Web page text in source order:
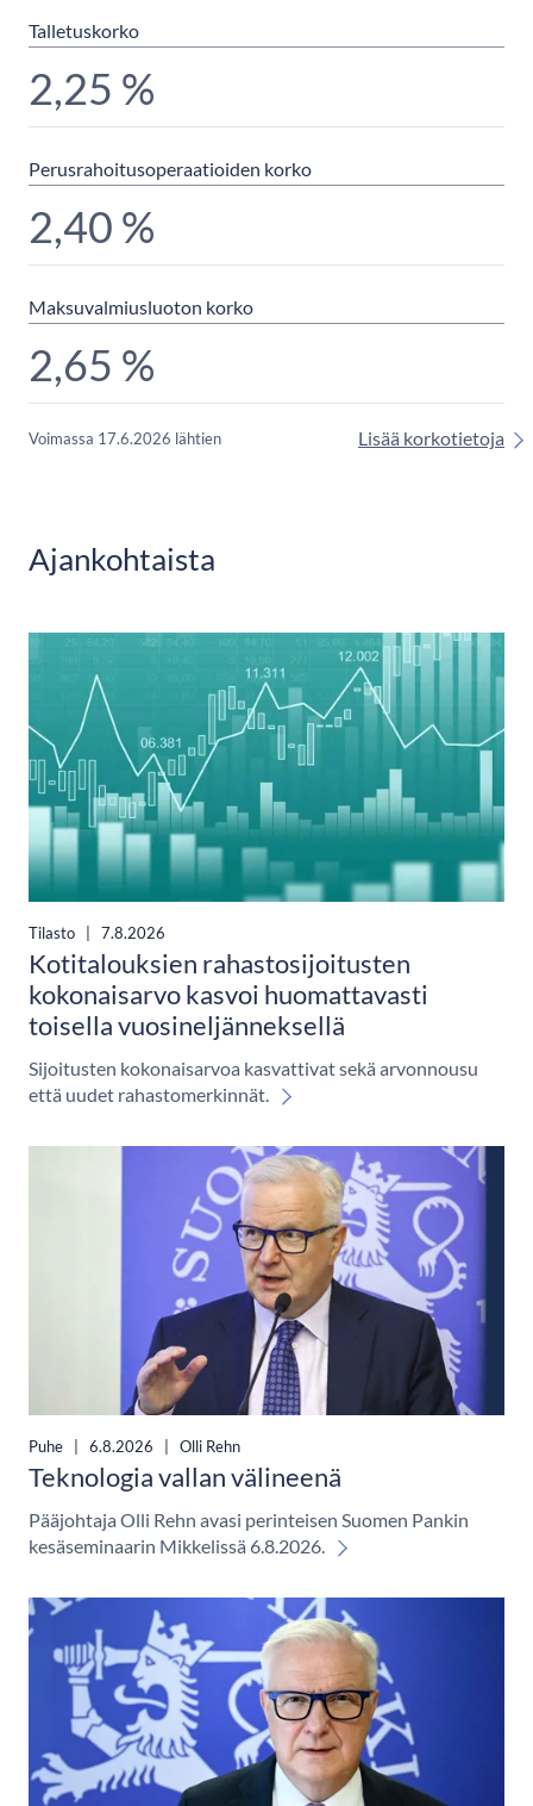
Talletuskorko
2,25 %
Perusrahoitusoperaatioiden korko
2,40 %
Maksuvalmiusluoton korko
2,65 %
Voimassa 17.6.2026 lähtien Lisää korkotietoja
Ajankohtaista
Tilasto 7.8.2026
Kotitalouksien rahastosijoitusten
kokonaisarvo kasvoi huomattavasti
toisella vuosineljänneksellä
Sijoitusten kokonaisarvoa kasvattivat sekä arvonnousu
että uudet rahastomerkinnät.
Puhe 6.8.2026 Olli Rehn
Teknologia vallan välineenä
Pääjohtaja Olli Rehn avasi perinteisen Suomen Pankin
kesäseminaarin Mikkelissä 6.8.2026.